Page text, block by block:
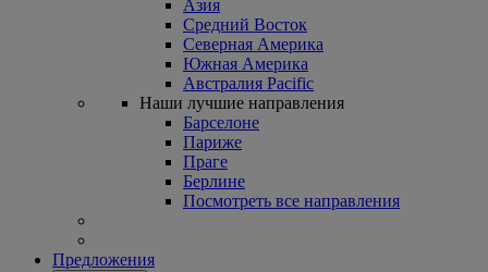
Азия
Средний Восток
Северная Америка
Южная Америка
Австралия Pacific
Наши лучшие направления
Барселоне
Париже
Праге
Берлине
Посмотреть все направления
Предложения